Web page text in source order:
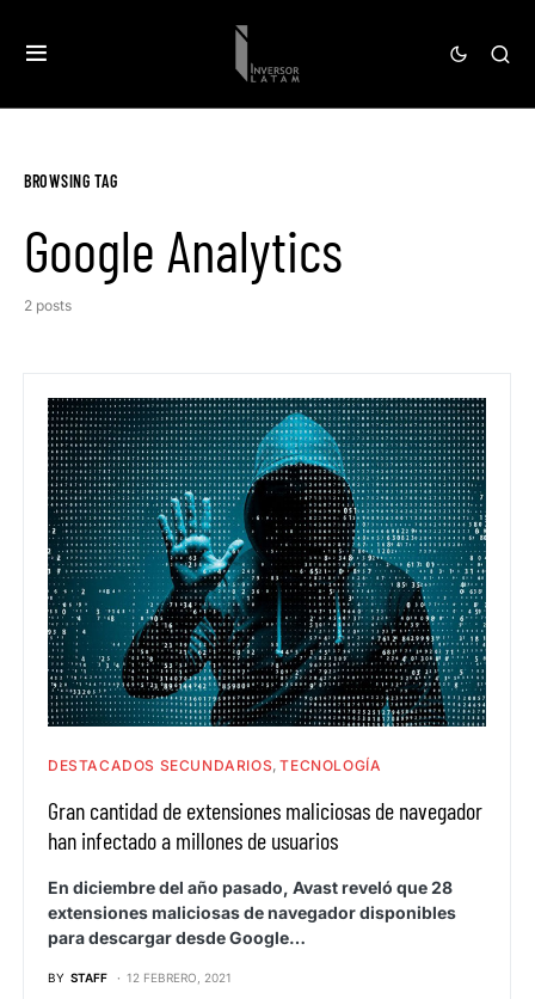
BROWSING TAG
Google Analytics
2 posts
DESTACADOS SECUNDARIOS TECNOLOGÍA
Gran cantidad de extensiones maliciosas de navegador
han infectado a millones de usuarios
En diciembre del año pasado, Avast reveló que 28
extensiones maliciosas de navegador disponibles
para descargar desde Google…
BY STAFF 12 FEBRERO, 2021